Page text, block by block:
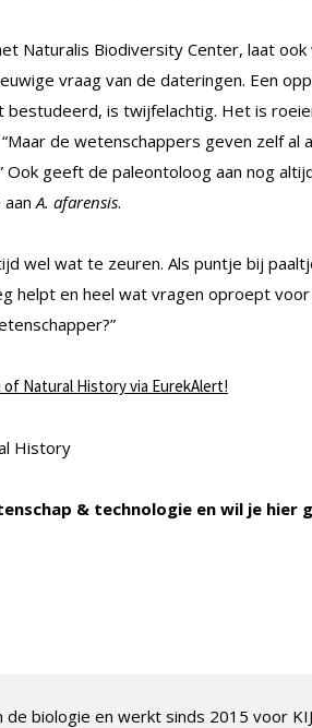
Naturalis Biodiversity Center, laat
vraag van de dateringen. Een
bestudeerd, is twijfelachtig. Het is
de wetenschappers geven zelf al
geeft de paleontoloog aan nog
A. afarensis.
wel wat te zeuren. Als puntje bij
helpt en heel wat vragen oproept
of Natural History via EurekAlert!
History
& technologie en wil je hier
biologie en werkt sinds 2015 voor